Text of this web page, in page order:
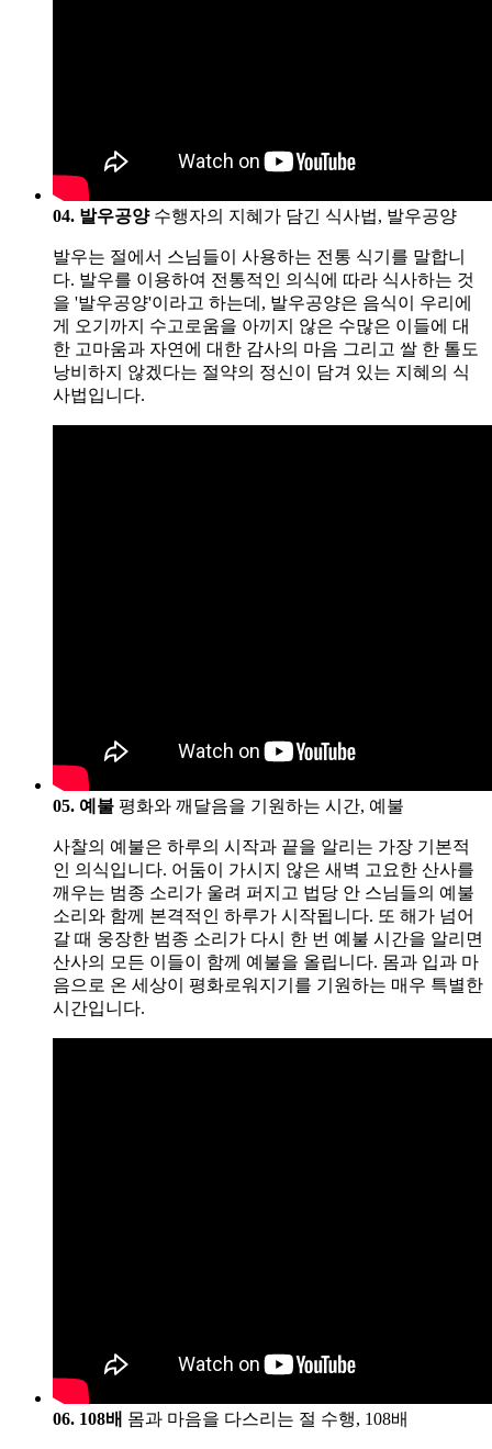
04. 발우공양 수행자의 지혜가 담긴 식사법, 발우공양
발우는 절에서 스님들이 사용하는 전통 식기를 말합니
다. 발우를 이용하여 전통적인 의식에 따라 식사하는 것
을 '발우공양'이라고 하는데, 발우공양은 음식이 우리에
게 오기까지 수고로움을 아끼지 않은 수많은 이들에 대
한 고마움과 자연에 대한 감사의 마음 그리고 쌀 한 톨도
낭비하지 않겠다는 절약의 정신이 담겨 있는 지혜의 식
사법입니다.
05. 예불 평화와 깨달음을 기원하는 시간, 예불
사찰의 예불은 하루의 시작과 끝을 알리는 가장 기본적
인 의식입니다. 어둠이 가시지 않은 새벽 고요한 산사를
깨우는 범종 소리가 울려 퍼지고 법당 안 스님들의 예불
소리와 함께 본격적인 하루가 시작됩니다. 또 해가 넘어
갈 때 웅장한 범종 소리가 다시 한 번 예불 시간을 알리면
산사의 모든 이들이 함께 예불을 올립니다. 몸과 입과 마
음으로 온 세상이 평화로워지기를 기원하는 매우 특별한
시간입니다.
06. 108배 몸과 마음을 다스리는 절 수행, 108배